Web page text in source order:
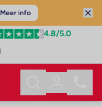
Meer info
4.8/5.0